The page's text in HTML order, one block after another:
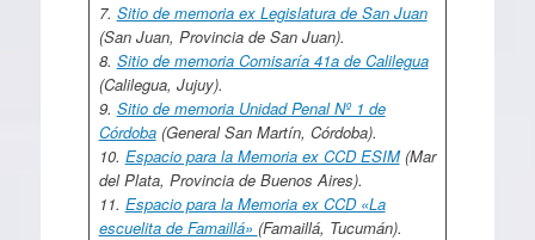
7. Sitio de memoria ex Legislatura de San Juan
(San Juan, Provincia de San Juan).
8. Sitio de memoria Comisaría 41a de Calilegua
(Calilegua, Jujuy).
9. Sitio de memoria Unidad Penal Nº 1 de
Córdoba(General San Martín, Córdoba).
10. Espacio para la Memoria ex CCD ESIM(Mar
del Plata, Provincia de Buenos Aires).
11. Espacio para la Memoria ex CCD «La
escuelita de Famaillá» (Famaillá, Tucumán).